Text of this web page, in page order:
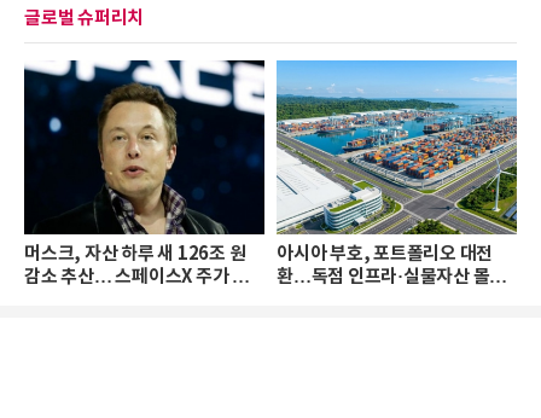
글로벌 슈퍼리치
머스크, 자산 하루 새 126조 원
감소 추산… 스페이스X 주가 하
아시아 부호, 포트폴리오 대전
환…독점 인프라·실물자산 몰린